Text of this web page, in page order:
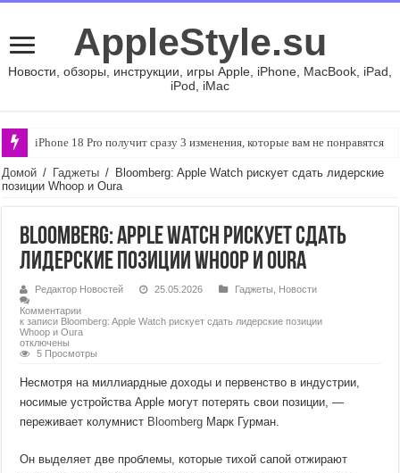
AppleStyle.su
Новости, обзоры, инструкции, игры Apple, iPhone, MacBook, iPad,
iPod, iMac
iPhone 18 Pro получит сразу 3 изменения, которые вам не понравятся
Домой / Гаджеты / Bloomberg: Apple Watch рискует сдать лидерские
позиции Whoop и Oura
Bloomberg: Apple Watch рискует сдать
лидерские позиции Whoop и Oura
Редактор Новостей 25.05.2026 Гаджеты
Новости
Комментарии
к записи Bloomberg: Apple Watch рискует сдать лидерские позиции
Whoop и Oura
отключены
5 Просмотры
Несмотря на миллиардные доходы и первенство в индустрии,
носимые устройства Apple могут потерять свои позиции, —
переживает колумнист Bloomberg Марк Гурман.
Он выделяет две проблемы, которые тихой сапой отжирают